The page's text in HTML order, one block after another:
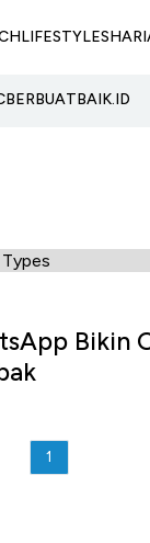
LIFESTYLE
BERBUATBAIK.ID
Bikin
1